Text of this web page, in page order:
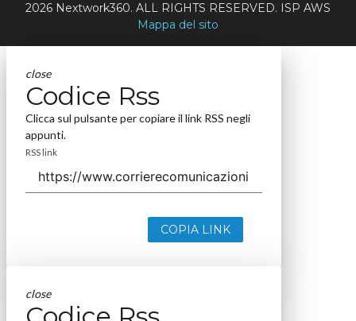
2026 Nextwork360. ALL RIGHTS RESERVED. ISP AWS
Mappa del sito
close
Codice Rss
Clicca sul pulsante per copiare il link RSS negli
appunti.
RSS link
COPIA LINK
close